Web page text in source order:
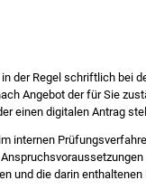
der Regel schriftlich bei
Angebot der für Sie
einen digitalen Antrag
internen Prü
und die darin